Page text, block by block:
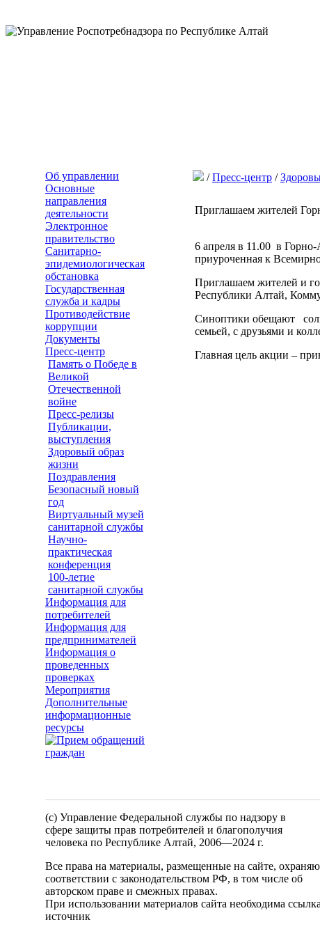
Об управлении
Основные
направления
деятельности
Электронное
правительство
Санитарно-
эпидемиологическая
обстановка
Государственная
служба и кадры
Противодействие
коррупции
Документы
Пресс-центр
Память о Победе в
Великой
Отечественной
войне
Пресс-релизы
Публикации,
выступления
Здоровый образ
жизни
Поздравления
Безопасный новый
год
Виртуальный музей
санитарной службы
Научно-
практическая
конференция
100-летие
санитарной службы
Информация для
потребителей
Информация для
предпринимателей
Информация о
проведенных
проверках
Мероприятия
Дополнительные
информационные
ресурсы
/Пресс-центр /
Приглашаем жителей
6 апреля в 11.00 в
приуроченная к
Приглашаем жителей и
Республики Алтай,
Синоптики обещают
семьей, с друзьями и
Главная цель акции –
(c) Управление Федеральной службы по надзору в
сфере защиты прав потребителей и благополучия
человека по Республике Алтай, 2006—2024 г.
Все права на материалы, размещенные на сайте,
соответствии с законодательством РФ, в том числе об
авторском праве и смежных правах.
При использовании материалов сайта необходима
источник